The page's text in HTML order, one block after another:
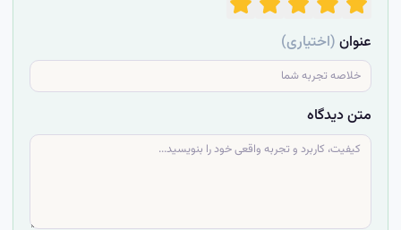
عنوان(اختیاری)
متن دیدگاه